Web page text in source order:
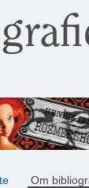
Om